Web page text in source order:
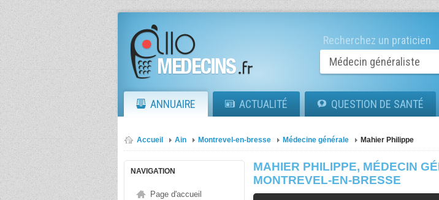
Recherchez un praticien
ANNUAIRE ACTUALITÉ QUESTION DE SANTÉ
Accueil Ain Montrevel-en-bresse Médecine générale Mahier Philippe
NAVIGATION
Page d'accueil
MAHIER PHILIPPE, MÉDECIN
MONTREVEL-EN-BRESSE